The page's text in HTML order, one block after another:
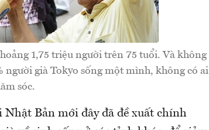
1,75 triệu người trên 75 tuổi. Và không
người già Tokyo sống một mình, không có ai
sóc.
Bản mới đây đã đề xuất chính